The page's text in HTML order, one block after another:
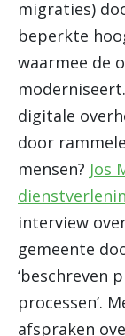
migraties)
beperkte
waarmee de
digitale
door
mensen? Jos
interview
gemeente
‘beschreven
processen’.
afspraken